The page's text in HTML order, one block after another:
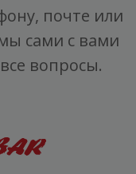
почте или
сами с вами
вопросы.